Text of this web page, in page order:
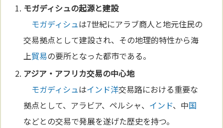
モガディシュの起源と建設
モガディシュは7世紀にアラブ商人と地元住民の
交易拠点として建設され、その地理的特性から海
上貿易の要所となった都市である。
アジア ・ アフリカ交易の中心地
モガディシュはインド洋交易路における重要な
拠点として、アラビア、ペルシャ、 インド、中国
などとの交易で発展を遂げた歴史を持つ。